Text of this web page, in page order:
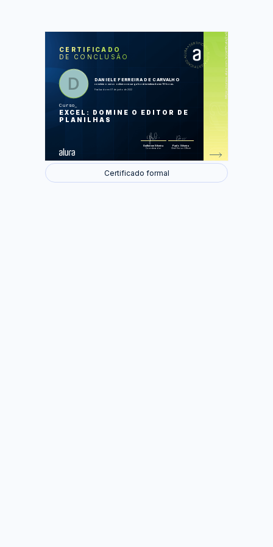
CERTIFICADO
DE CONCLUSÃO
DANIELE FERREIRA DE CARVALHO
concluiu o curso online com carga horária estimada em 10 horas.
Finalizado em 07 de junho de 2022
Curso
EXCEL: DOMINE O EDITOR DE
PLANILHAS
Guilherme Silveira
Coordenador
Paulo Silveira
Chief Vision Officer
https://cursos.alura.com.br/certificate/2e92785c-71e8-411b-8e2e-3ff898bed108
LAS
Organizando a Planilha e Digitando
Dados
Cálculos Básicos
Certificado formal